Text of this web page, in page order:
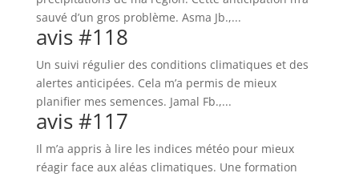
sauvé d’un gros problème. Asma Jb.,...
avis #118
Un suivi régulier des conditions climatiques et des
alertes anticipées. Cela m’a permis de mieux
planifier mes semences. Jamal Fb.,...
avis #117
Il m’a appris à lire les indices météo pour mieux
réagir face aux aléas climatiques. Une formation